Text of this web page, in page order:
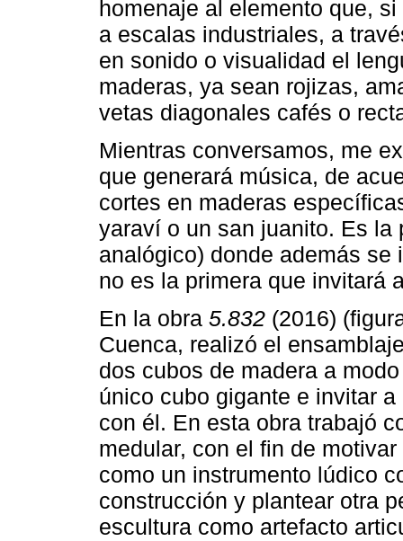
homenaje al elemento que,
a escalas industriales, a
en sonido o visualidad el
maderas, ya sean rojizas,
vetas diagonales cafés o
Mientras conversamos, me
que generará música, de
cortes en maderas
yaraví o un san juanito. Es la
analógico) donde además
no es la primera que invitará
En la obra 5.832 (2016)
Cuenca, realizó el
dos cubos de madera a
único cubo gigante e invitar
con él. En esta obra trabajó
medular, con el fin de
como un instrumento lúdico
construcción y plantear otra
escultura como artefacto